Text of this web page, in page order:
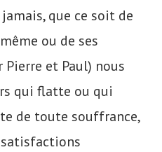
que ce soit de
ou de ses
et Paul) nous
qui flatte ou qui
de toute souffrance,